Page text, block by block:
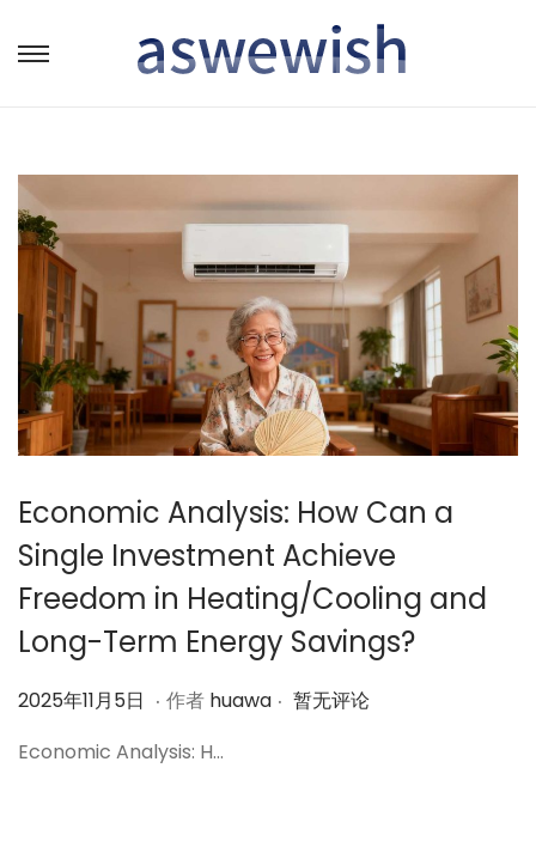
转
航
跳
容
Economic Analysis: How Can a
Single Investment Achieve
Freedom in Heating/Cooling and
Long-Term Energy Savings?
作
2025年11月5日 2
2
. 作者 huawa . 暂无评论
Economic Analysis: H…